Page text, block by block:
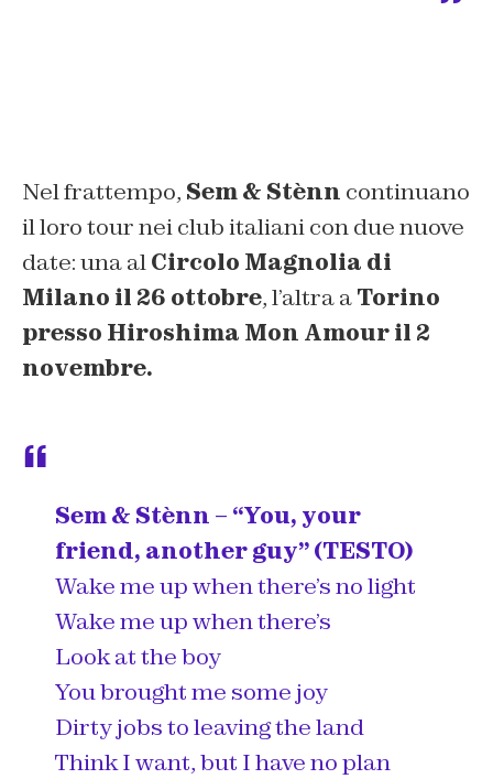
Nel frattempo, Sem & Stènn continuano
il loro tour nei club italiani con due nuove
date: una alCircolo Magnolia di
Milano il 26 ottobre, l’altra aTorino
presso Hiroshima Mon Amour il 2
novembre.
Sem & Stènn – “You, your
friend, another guy” (TESTO)
Wake me up when there’s no light
Wake me up when there’s
Look at the boy
You brought me some joy
Dirty jobs to leaving the land
Think I want, but I have no plan